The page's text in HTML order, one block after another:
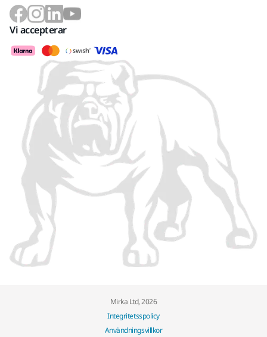
Vi accepterar
Mirka Ltd, 2026
Integritetsspolicy
Användningsvillkor